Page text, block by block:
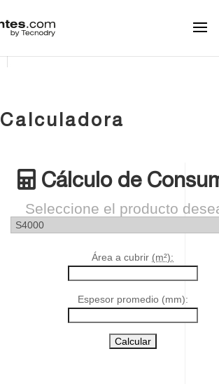
Calculadora
Cálculo de
Seleccione el producto
Área a cubrir (m²):
Espesor promedio (mm):